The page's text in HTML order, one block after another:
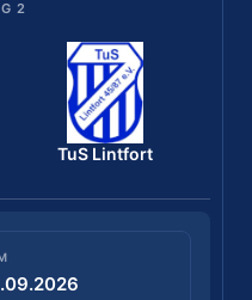
1
Bergischer HC
2
TuS Lintfort